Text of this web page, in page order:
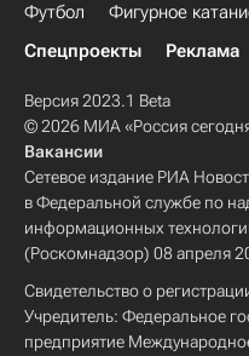
Футбол Фигурное
Спецпроекты
Реклама
Версия 2023.1 Beta
© 2026 МИА «Россия
Вакансии
Сетевое издание РИА
в Федеральной службе по
информационных
(Роскомнадзор) 08 апреля
Свидетельство о
Учредитель: Федеральное
предприятие